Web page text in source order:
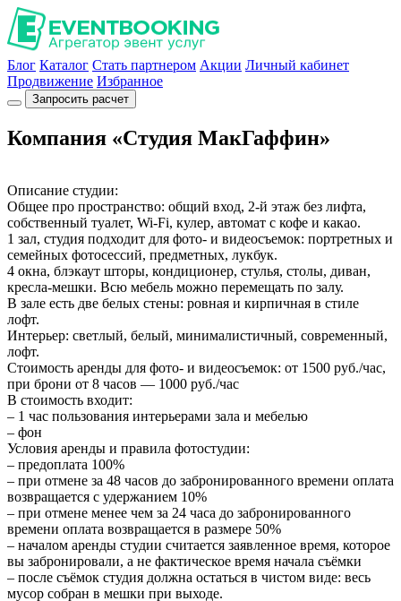
Блог Каталог Стать партнером Акции Личный кабинет
Продвижение Избранное
Запросить расчет
Компания «Студия МакГаффин»
Описание студии:
Общее про пространство: общий вход, 2-й этаж без лифта,
собственный туалет, Wi-Fi, кулер, автомат с кофе и какао.
1 зал, студия подходит для фото- и видеосъемок: портретных и
семейных фотосессий, предметных, лукбук.
4 окна, блэкаут шторы, кондиционер, стулья, столы, диван,
кресла-мешки. Всю мебель можно перемещать по залу.
В зале есть две белых стены: ровная и кирпичная в стиле
лофт.
Интерьер: светлый, белый, минималистичный, современный,
лофт.
Стоимость аренды для фото- и видеосъемок: от 1500 руб./час,
при брони от 8 часов — 1000 руб./час
В стоимость входит:
– 1 час пользования интерьерами зала и мебелью
– фон
Условия аренды и правила фотостудии:
– предоплата 100%
– при отмене за 48 часов до забронированного времени оплата
возвращается с удержанием 10%
– при отмене менее чем за 24 часа до забронированного
времени оплата возвращается в размере 50%
– началом аренды студии считается заявленное время, которое
вы забронировали, а не фактическое время начала съёмки
– после съёмок студия должна остаться в чистом виде: весь
мусор собран в мешки при выходе.